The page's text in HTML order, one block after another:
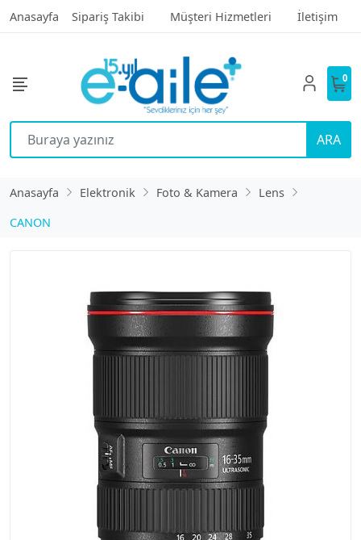
Anasayfa Sipariş Takibi Müşteri Hizmetleri İletişim
ARA
0
Anasayfa Elektronik Foto & Kamera
Lens
CANON